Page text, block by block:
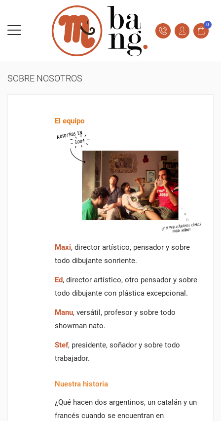
0
SOBRE NOSOTROS
El equipo
Maxi, director artístico, pensador y sobre
todo dibujante sonriente.
Ed, director artístico, otro pensador y sobre
todo dibujante con plástica excepcional.
Manu, versátil, profesor y sobre todo
showman nato.
Stef, presidente, soñador y sobre todo
trabajador.
Nuestra historia
¿Qué hacen dos argentinos, un catalán y un
francés cuando se encuentran en